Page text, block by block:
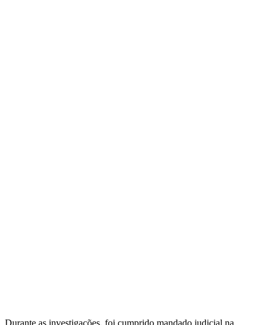
Durante as investigações, foi cumprido mandado judicial na